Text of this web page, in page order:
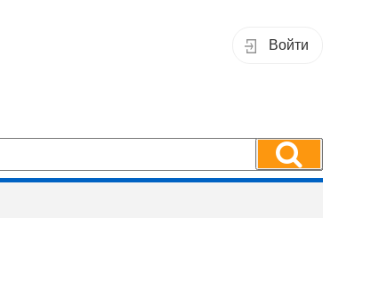
Войти